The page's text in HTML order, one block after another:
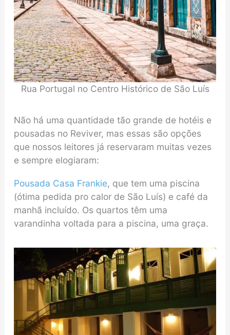
Rua Portugal no Centro Histórico de São Luís
Não há uma quantidade tão grande de hotéis e
pousadas no Reviver, mas essas são opções
que nossos leitores já reservaram muitas vezes
e sempre elogiaram:
Pousada Casa Frankie, que tem uma piscina
(ótima pedida pro calor de São Luís) e café da
manhã incluído. Os quartos têm uma
varandinha voltada para a piscina, uma graça.